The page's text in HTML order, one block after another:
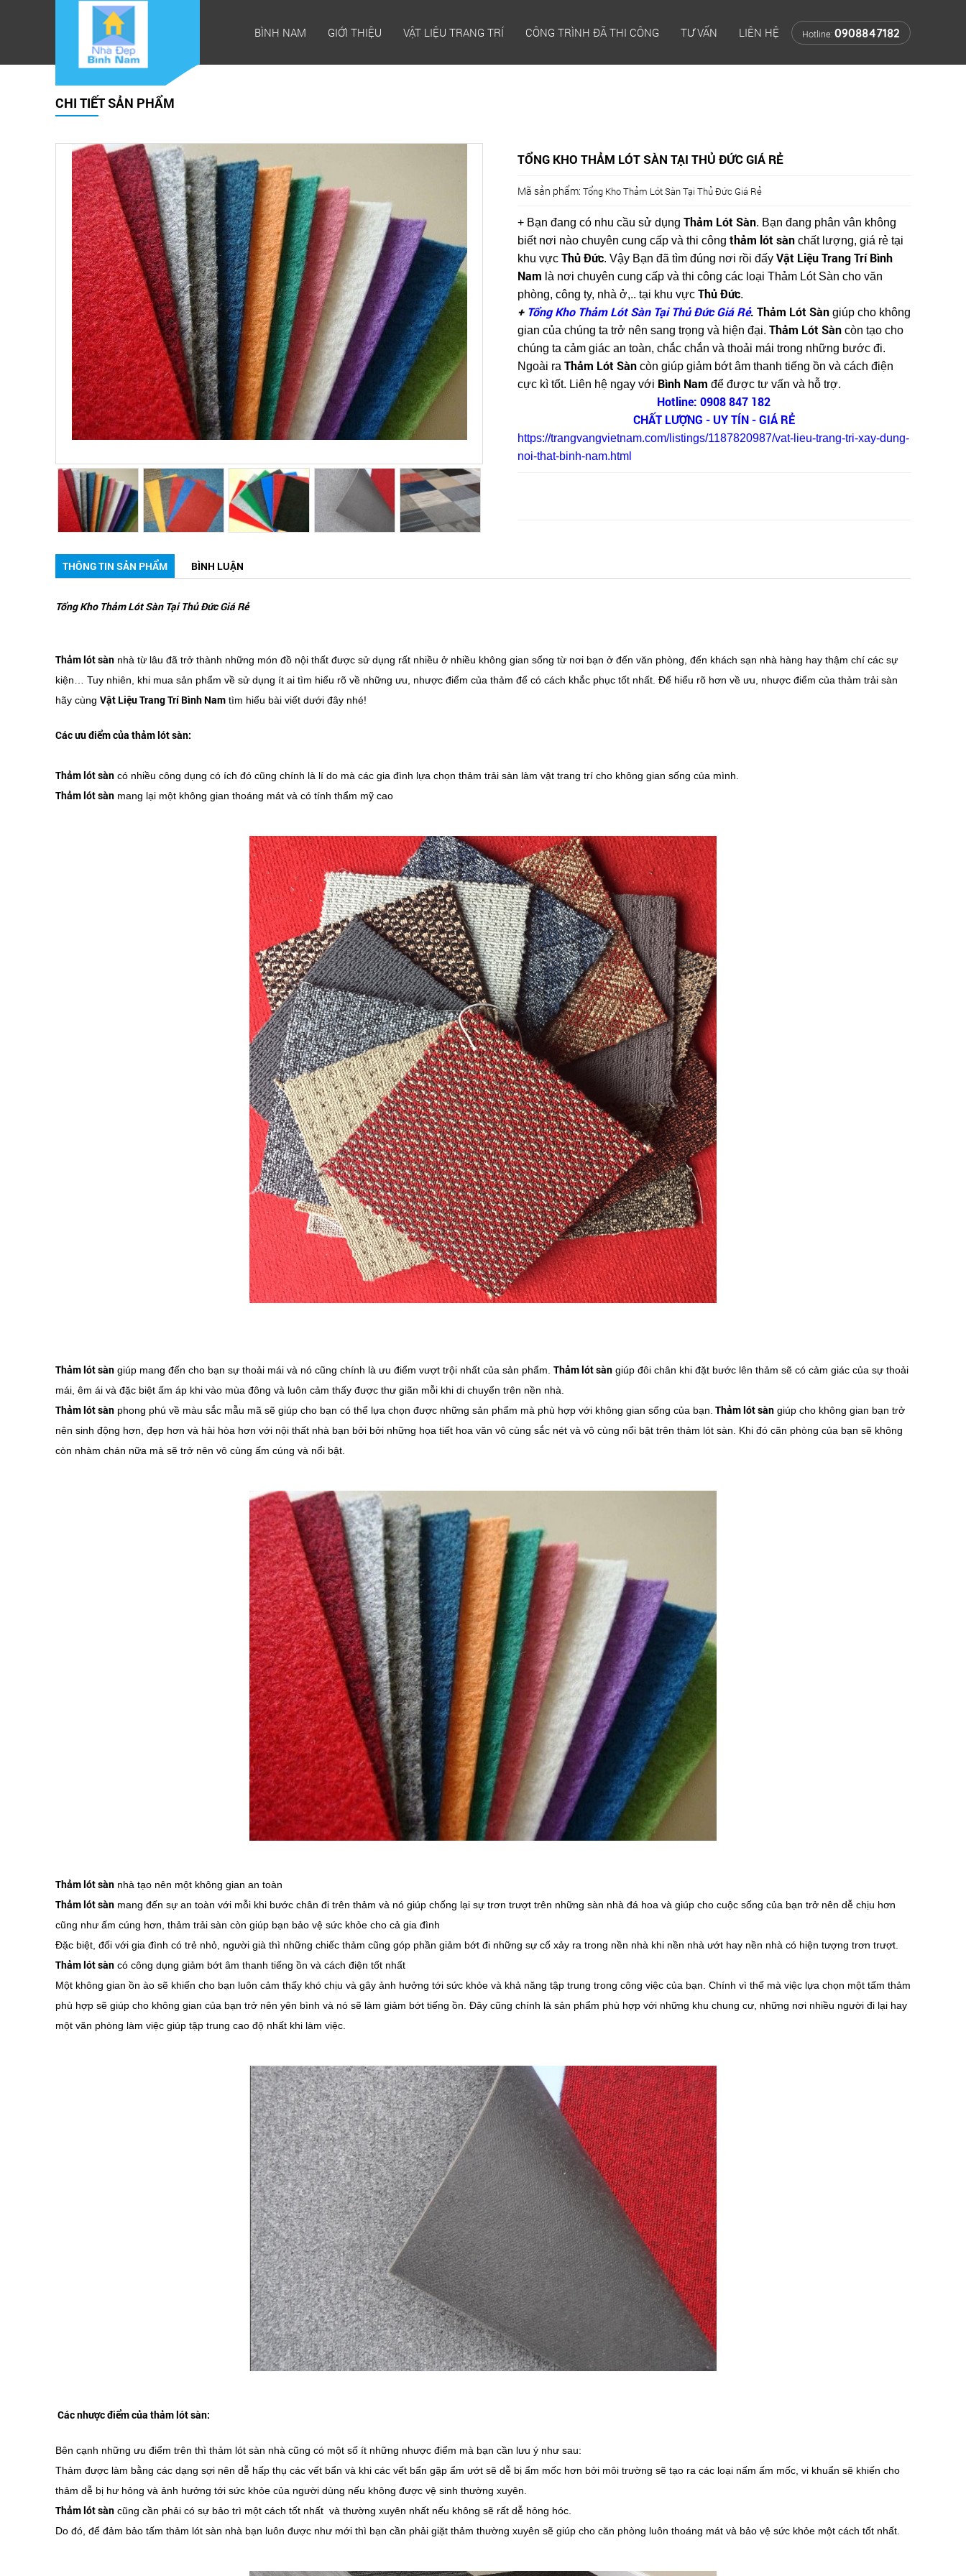
BÌNH NAM GIỚI THIỆU VẬT LIỆU TRANG TRÍ CÔNG TRÌNH ĐÃ THI CÔNG TƯ VẤN LIÊN HỆ Hotline: 0908847182
CHI TIẾT SẢN PHẨM
TỔNG KHO THẢM LÓT SÀN TẠI THỦ ĐỨC GIÁ RẺ
Mã sản phẩm: Tổng Kho Thảm Lót Sàn Tại Thủ Đức Giá Rẻ
+ Bạn đang có nhu cầu sử dụng Thảm Lót Sàn. Bạn đang phân vân không
biết nơi nào chuyên cung cấp và thi công thảm lót sànchất lượng, giá rẻ tại
khu vực Thủ Đức. Vậy Bạn đã tìm đúng nơi rồi đấy Vật Liệu Trang Trí Bình
Nam là nơi chuyên cung cấp và thi công các loại Thảm Lót Sàn cho văn
phòng, công ty, nhà ở,.. tại khu vực Thủ Đức.
+ Tổng Kho Thảm Lót Sàn Tại Thủ Đức Giá Rẻ. Thảm Lót Sàngiúp cho không
gian của chúng ta trở nên sang trọng và hiện đại. Thảm Lót Sàncòn tạo cho
chúng ta cảm giác an toàn, chắc chắn và thoải mái trong những bước đi.
Ngoài ra Thảm Lót Sàncòn giúp giảm bớt âm thanh tiếng ồn và cách điện
cực kì tốt. Liên hệ ngay với Bình Nam để được tư vấn và hỗ trợ.
Hotline: 0908 847 182
CHẤT LƯỢNG - UY TÍN - GIÁ RẺ
https://trangvangvietnam.com/listings/1187820987/vat-lieu-trang-tri-xay-dung-
noi-that-binh-nam.html
THÔNG TIN SẢN PHẨM BÌNH LUẬN
Tổng Kho Thảm Lót Sàn Tại Thủ Đức Giá Rẻ
Thảm lót sàn nhà từ lâu đã trở thành những món đồ nội thất được sử dụng rất nhiều ở nhiều không gian sống từ nơi bạn ở đến văn phòng, đến khách sạn nhà hàng hay thậm chí các sự
kiện… Tuy nhiên, khi mua sản phẩm về sử dụng ít ai tìm hiểu rõ về những ưu, nhược điểm của thảm để có cách khắc phục tốt nhất. Để hiểu rõ hơn về ưu, nhược điểm của thảm trải sàn
hãy cùng Vật Liệu Trang Trí Bình Nam tìm hiểu bài viết dưới đây nhé!
Các ưu điểm của thảm lót sàn:
Thảm lót sàn có nhiều công dụng có ích đó cũng chính là lí do mà các gia đình lựa chọn thảm trải sàn làm vật trang trí cho không gian sống của mình.
Thảm lót sàn mang lại một không gian thoáng mát và có tính thẩm mỹ cao
Thảm lót sàn giúp mang đến cho bạn sự thoải mái và nó cũng chính là ưu điểm vượt trội nhất của sản phẩm. Thảm lót sàn giúp đôi chân khi đặt bước lên thảm sẽ có cảm giác của sự thoải
mái, êm ái và đặc biệt ấm áp khi vào mùa đông và luôn cảm thấy được thư giãn mỗi khi di chuyển trên nền nhà.
Thảm lót sàn phong phú về màu sắc mẫu mã sẽ giúp cho bạn có thể lựa chọn được những sản phẩm mà phù hợp với không gian sống của bạn. Thảm lót sàn giúp cho không gian bạn trở
nên sinh động hơn, đẹp hơn và hài hòa hơn với nội thất nhà bạn bởi bởi những họa tiết hoa văn vô cùng sắc nét và vô cùng nổi bật trên thảm lót sàn. Khi đó căn phòng của bạn sẽ không
còn nhàm chán nữa mà sẽ trở nên vô cùng ấm cúng và nổi bật.
Thảm lót sàn nhà tạo nên một không gian an toàn
Thảm lót sàn mang đến sự an toàn với mỗi khi bước chân đi trên thảm và nó giúp chống lại sự trơn trượt trên những sàn nhà đá hoa và giúp cho cuộc sống của bạn trở nên dễ chịu hơn
cũng như ấm cúng hơn, thảm trải sàn còn giúp bạn bảo vệ sức khỏe cho cả gia đình
Đặc biệt, đối với gia đình có trẻ nhỏ, người già thì những chiếc thảm cũng góp phần giảm bớt đi những sự cố xảy ra trong nền nhà khi nền nhà ướt hay nền nhà có hiện tượng trơn trượt.
Thảm lót sàn có công dụng giảm bớt âm thanh tiếng ồn và cách điện tốt nhất
Một không gian ồn ào sẽ khiến cho bạn luôn cảm thấy khó chịu và gây ảnh hưởng tới sức khỏe và khả năng tập trung trong công việc của bạn. Chính vì thế mà việc lựa chọn một tấm thảm
phù hợp sẽ giúp cho không gian của bạn trở nên yên bình và nó sẽ làm giảm bớt tiếng ồn. Đây cũng chính là sản phẩm phù hợp với những khu chung cư, những nơi nhiều người đi lại hay
một văn phòng làm việc giúp tập trung cao độ nhất khi làm việc.
Các nhược điểm của thảm lót sàn:
Bên cạnh những ưu điểm trên thì thảm lót sàn nhà cũng có một số ít những nhược điểm mà bạn cần lưu ý như sau:
Thảm được làm bằng các dạng sợi nên dễ hấp thụ các vết bẩn và khi các vết bẩn gặp ẩm ướt sẽ dễ bị ẩm mốc hơn bởi môi trường sẽ tạo ra các loại nấm ấm mốc, vi khuẩn sẽ khiến cho
thảm dễ bị hư hỏng và ảnh hưởng tới sức khỏe của người dùng nếu không được vệ sinh thường xuyên.
Thảm lót sàn cũng cần phải có sự bảo trì một cách tốt nhất và thường xuyên nhất nếu không sẽ rất dễ hỏng hóc.
Do đó, để đảm bảo tấm thảm lót sàn nhà bạn luôn được như mới thì bạn cần phải giặt thảm thường xuyên sẽ giúp cho căn phòng luôn thoáng mát và bảo vệ sức khỏe một cách tốt nhất.